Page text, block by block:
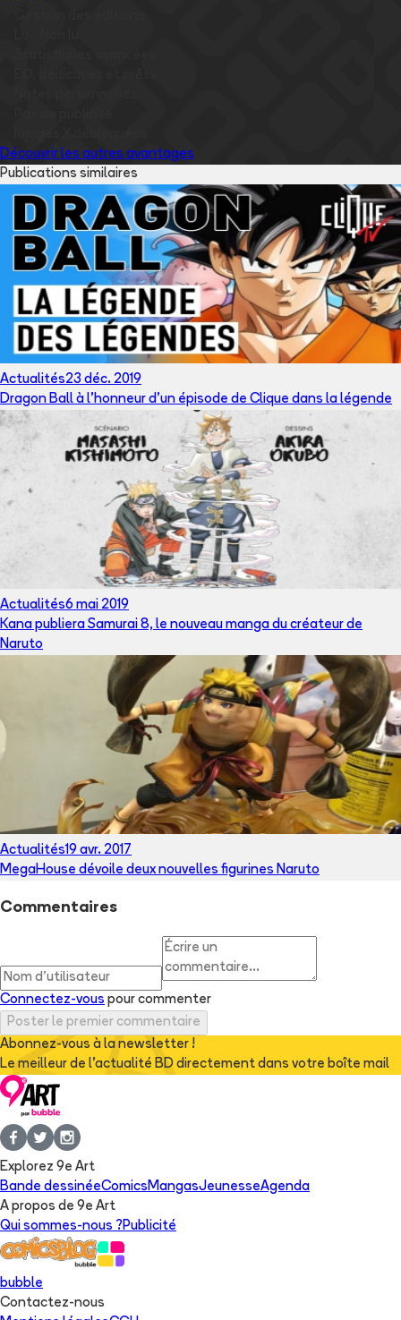
Découvrir les autres avantages
Publications similaires
Actualités23 déc. 2019
Dragon Ball à l'honneur d'un épisode de Clique dans la légende
Actualités6 mai 2019
Kana publiera Samurai 8, le nouveau manga du créateur de
Naruto
Actualités19 avr. 2017
MegaHouse dévoile deux nouvelles figurines Naruto
Commentaires
Connectez-vous pour commenter
Poster le premier commentaire
Abonnez-vous à la newsletter !
Le meilleur de l'actualité BD directement dans votre boîte mail
Explorez 9e Art
Bande dessinéeComics MangasJeunesseAgenda
A propos de 9e Art
Qui sommes-nous ? Publicité
bubble
Contactez-nous